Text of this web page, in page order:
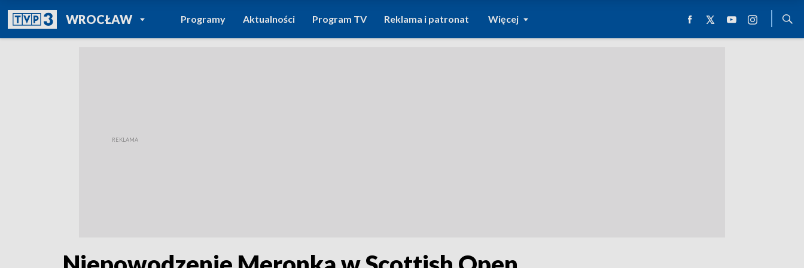
WROCŁAWPOWRÓT DO
TVP REGIONY
Programy Aktualności Program TV Reklama i patronat Więcej